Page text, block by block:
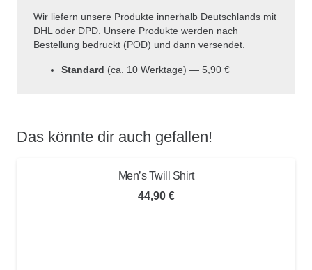
Wir liefern unsere Produkte innerhalb Deutschlands mit
DHL oder DPD. Unsere Produkte werden nach
Bestellung bedruckt (POD) und dann versendet.
Standard (ca. 10 Werktage) — 5,90 €
Das könnte dir auch gefallen!
Men’s Twill Shirt
44,90 €